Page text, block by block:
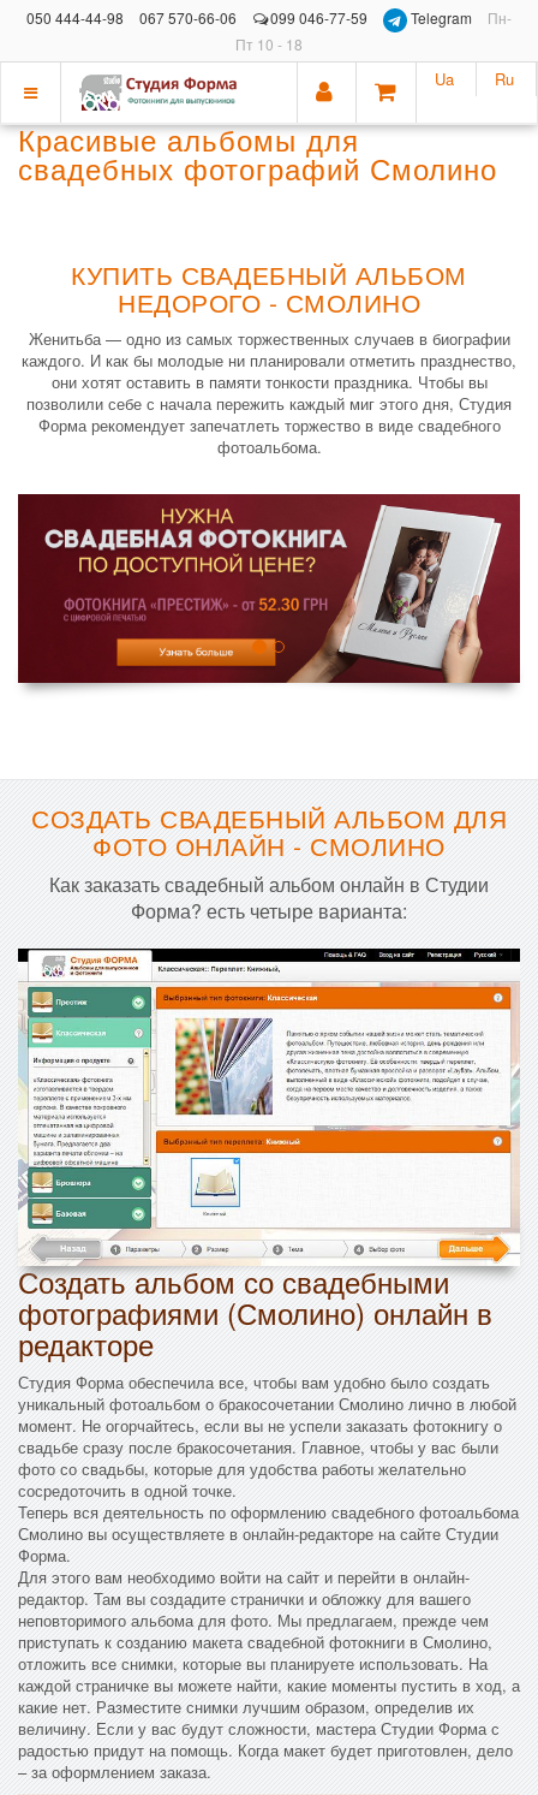
050 444-44-98 067 570-66-06 099 046-77-59 Telegram
Пн-
Пт 10 - 18
Показать
меню
Ua Ru
Красивые альбомы для
свадебных фотографий Смолино
КУПИТЬ СВАДЕБНЫЙ АЛЬБОМ
НЕДОРОГО - СМОЛИНО
Женитьба — одно из самых торжественных случаев в биографии
каждого. И как бы молодые ни планировали отметить празднество,
они хотят оставить в памяти тонкости праздника. Чтобы вы
позволили себе с начала пережить каждый миг этого дня, Студия
Форма рекомендует запечатлеть торжество в виде свадебного
фотоальбома.
СОЗДАТЬ СВАДЕБНЫЙ АЛЬБОМ ДЛЯ
ФОТО ОНЛАЙН - СМОЛИНО
Как заказать свадебный альбом онлайн в Студии
Форма? есть четыре варианта:
Создать альбом со свадебными
фотографиями (Смолино) онлайн в
редакторе
Студия Форма обеспечила все, чтобы вам удобно было создать
уникальный фотоальбом о бракосочетании Смолино лично в любой
момент. Не огорчайтесь, если вы не успели заказать фотокнигу о
свадьбе сразу после бракосочетания. Главное, чтобы у вас были
фото со свадьбы, которые для удобства работы желательно
сосредоточить в одной точке.
Теперь вся деятельность по оформлению свадебного фотоальбома
Смолино вы осуществляете в онлайн-редакторе на сайте Студии
Форма.
Для этого вам необходимо войти на сайт и перейти в онлайн-
редактор. Там вы создадите странички и обложку для вашего
неповторимого альбома для фото. Мы предлагаем, прежде чем
приступать к созданию макета свадебной фотокниги в Смолино,
отложить все снимки, которые вы планируете использовать. На
каждой страничке вы можете найти, какие моменты пустить в ход, а
какие нет. Разместите снимки лучшим образом, определив их
величину. Если у вас будут сложности, мастера Студии Форма с
радостью придут на помощь. Когда макет будет приготовлен, дело
– за оформлением заказа.